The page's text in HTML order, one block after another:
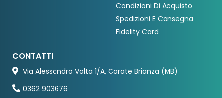
Condizioni Di Acquisto
Spedizioni E Consegna
Fidelity Card
CONTATTI
Via Alessandro Volta 1/A, Carate Brianza (MB)
0362 903676